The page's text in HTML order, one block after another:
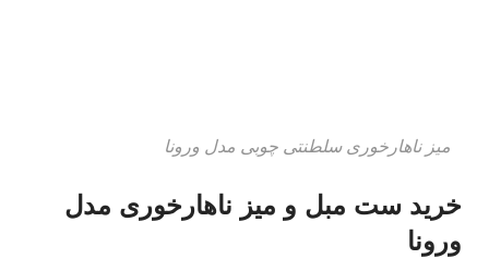
میز ناهارخوری سلطنتی چوبی مدل ورونا
خرید ست مبل و میز ناهارخوری مدل
ورونا